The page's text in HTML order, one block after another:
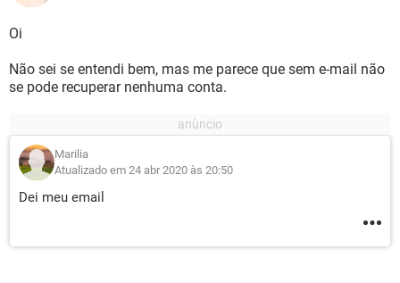
Oi
Não sei se entendi bem, mas me parece que sem e-mail não
se pode recuperar nenhuma conta.
Marilia
Atualizado em 24 abr 2020 às 20:50
Dei meu email